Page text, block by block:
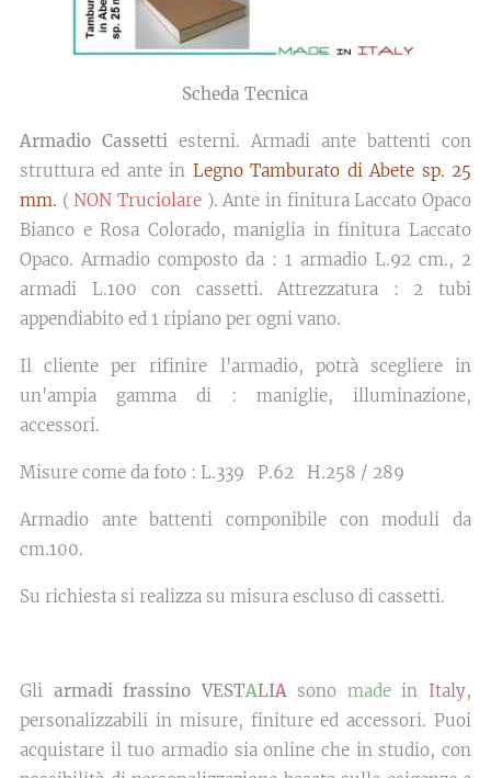
Scheda Tecnica
Armadio Cassetti esterni. Armadi ante battenti con
struttura ed ante in Legno Tamburato di Abete sp. 25
mm. ( NON Truciolare ). Ante in finitura Laccato Opaco
Bianco e Rosa Colorado, maniglia in finitura Laccato
Opaco. Armadio composto da : 1 armadio L.92 cm., 2
armadi L.100 con cassetti. Attrezzatura : 2 tubi
appendiabito ed 1 ripiano per ogni vano.
Il cliente per rifinire l'armadio, potrà scegliere in
un'ampia gamma di : maniglie, illuminazione,
accessori.
Misure come da foto : L.339 P.62 H.258 / 289
Armadio ante battenti componibile con moduli da
cm.100.
Su richiesta si realizza su misura escluso di cassetti.
Gli armadi frassino VESTALIA sono madein Italy,
personalizzabili in misure, finiture ed accessori. Puoi
acquistare il tuo armadio sia online che in studio, con